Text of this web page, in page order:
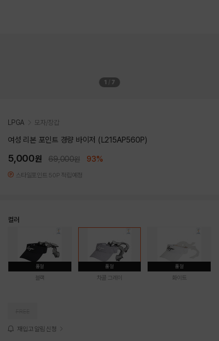
1 7
LPGA 모자/장갑
여성 리본 포인트 경량 바이저 (L215AP560P)
5,000원 69,000원 93%
스타일포인트 50P 적립예정
컬러
품절
블랙
품절
차콜 그레이
품절
화이트
재입고 알림 신청